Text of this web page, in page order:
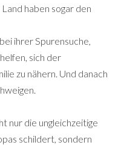
haben sogar den
ihrer Spurensuche,
sich der
zu nähern. Und danach
nur die ungleichzeitige
schildert, sondern